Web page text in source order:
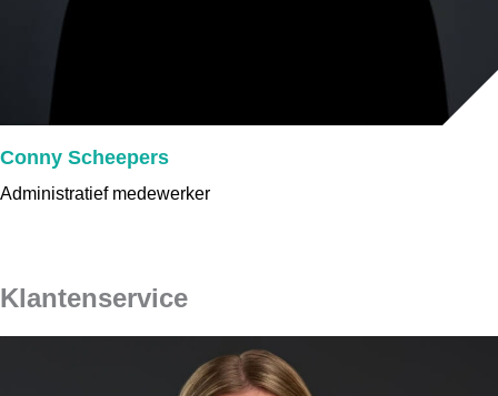
Conny Scheepers
Administratief medewerker
Klantenservice